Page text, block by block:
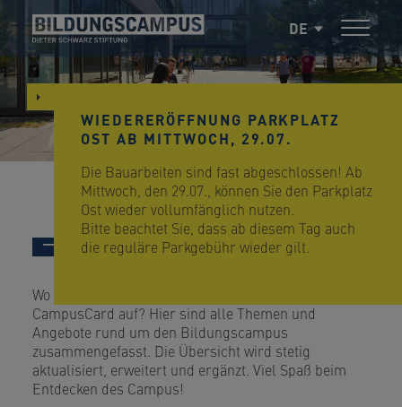
DE
WIEDERERÖFFNUNG PARKPLATZ
OST AB MITTWOCH, 29.07.
Die Bauarbeiten sind fast abgeschlossen! Ab
Mittwoch, den 29.07., können Sie den Parkplatz
Ost wieder vollumfänglich nutzen.
Bitte beachtet Sie, dass ab diesem Tag auch
die reguläre Parkgebühr wieder gilt.
Leben am Campus
Wo ist das Parkhaus Ost? Wie lade ich die
CampusCard auf? Hier sind alle Themen und
Angebote rund um den Bildungscampus
zusammengefasst. Die Übersicht wird stetig
aktualisiert, erweitert und ergänzt. Viel Spaß beim
Entdecken des Campus!